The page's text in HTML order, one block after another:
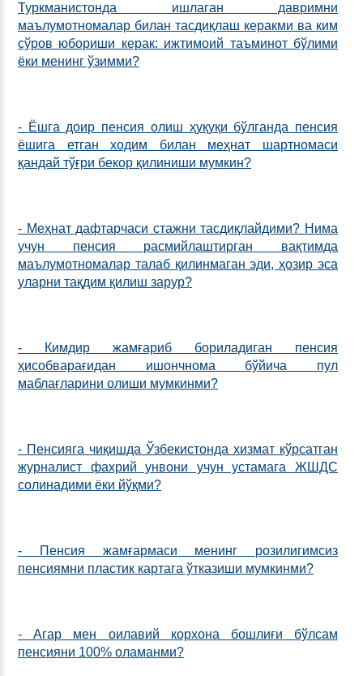
Туркманистонда ишлаган давримни
маълумотномалар билан тасдиқлаш керакми ва ким
сўров юбориши керак: ижтимоий таъминот бўлими
ёки менинг ўзимми?
- Ёшга доир пенсия олиш ҳуқуқи бўлганда пенсия
ёшига етган ходим билан меҳнат шартномаси
қандай тўғри бекор қилиниши мумкин?
- Меҳнат дафтарчаси стажни тасдиқлайдими? Нима
учун пенсия расмийлаштирган вақтимда
маълумотномалар талаб қилинмаган эди, ҳозир эса
уларни тақдим қилиш зарур?
- Кимдир жамғариб бориладиган пенсия
ҳисобварағидан ишончнома бўйича пул
маблағларини олиши мумкинми?
- Пенсияга чиқишда Ўзбекистонда хизмат кўрсатган
журналист фахрий унвони учун устамага ЖШДС
солинадими ёки йўқми?
- Пенсия жамғармаси менинг розилигимсиз
пенсиямни пластик картага ўтказиши мумкинми?
- Агар мен оилавий корхона бошлиғи бўлсам
пенсияни 100% оламанми?